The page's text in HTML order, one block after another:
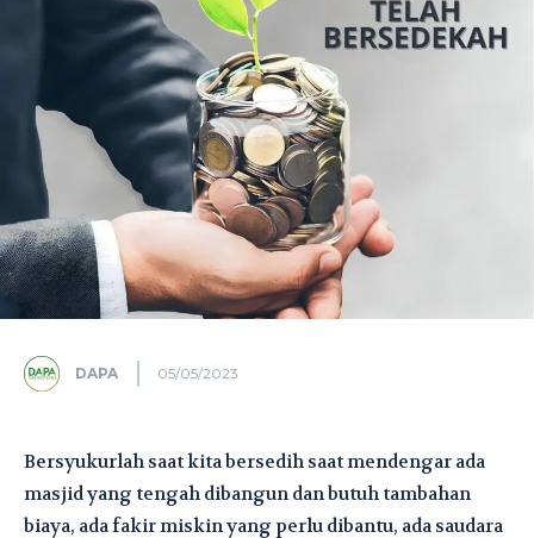
DAPA 05/05/2023
Bersyukurlah saat kita bersedih saat mendengar ada
masjid yang tengah dibangun dan butuh tambahan
biaya, ada fakir miskin yang perlu dibantu, ada saudara